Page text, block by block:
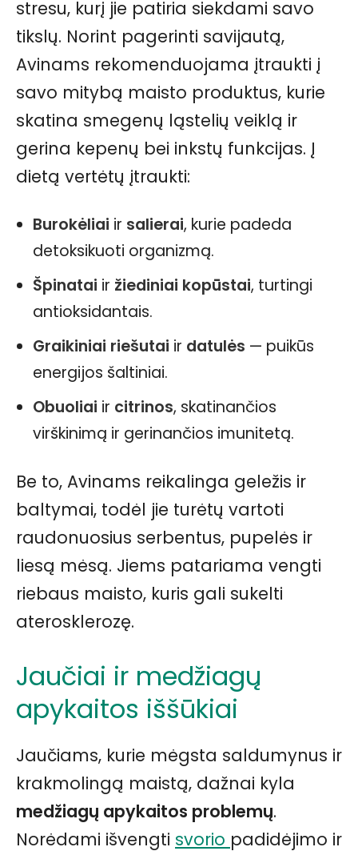
stresu, kurį jie patiria siekdami savo
tikslų. Norint pagerinti savijautą,
Avinams rekomenduojama įtraukti į
savo mitybą maisto produktus, kurie
skatina smegenų ląstelių veiklą ir
gerina kepenų bei inkstų funkcijas. Į
dietą vertėtų įtraukti:
Burokėliai ir salierai, kurie padeda
detoksikuoti organizmą.
Špinatai ir žiediniai kopūstai, turtingi
antioksidantais.
Graikiniai riešutai ir datulės — puikūs
energijos šaltiniai.
Obuoliai ir citrinos, skatinančios
virškinimą ir gerinančios imunitetą.
Be to, Avinams reikalinga geležis ir
baltymai, todėl jie turėtų vartoti
raudonuosius serbentus, pupelės ir
liesą mėsą. Jiems patariama vengti
riebaus maisto, kuris gali sukelti
aterosklerozę.
Jaučiai ir medžiagų
apykaitos iššūkiai
Jaučiams, kurie mėgsta saldumynus ir
krakmolingą maistą, dažnai kyla
medžiagų apykaitos problemų.
Norėdami išvengti svorio padidėjimo ir